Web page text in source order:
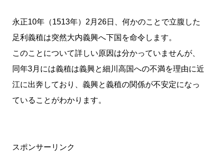
永正10年（1513年）2月26日、何かのことで立腹した
足利義稙は突然大内義興へ下国を命令します。
このことについて詳しい原因は分かっていませんが、
同年3月には義稙は義興と細川高国への不満を理由に近
江に出奔しており、義興と義稙の関係が不安定になっ
ていることがわかります。
スポンサーリンク